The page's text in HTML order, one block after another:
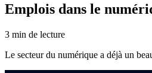
Emplois dans le
3 min de lecture
Le secteur du numérique a déjà un